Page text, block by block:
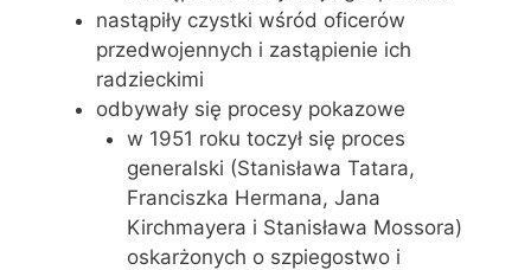
nastąpiły czystki wśród oficerów
przedwojennych i zastąpienie ich
radzieckimi
odbywały się procesy pokazowe
w 1951 roku toczył się proces
generalski (Stanisława Tatara,
Franciszka Hermana, Jana
Kirchmayera i Stanisława Mossora)
oskarżonych o szpiegostwo i